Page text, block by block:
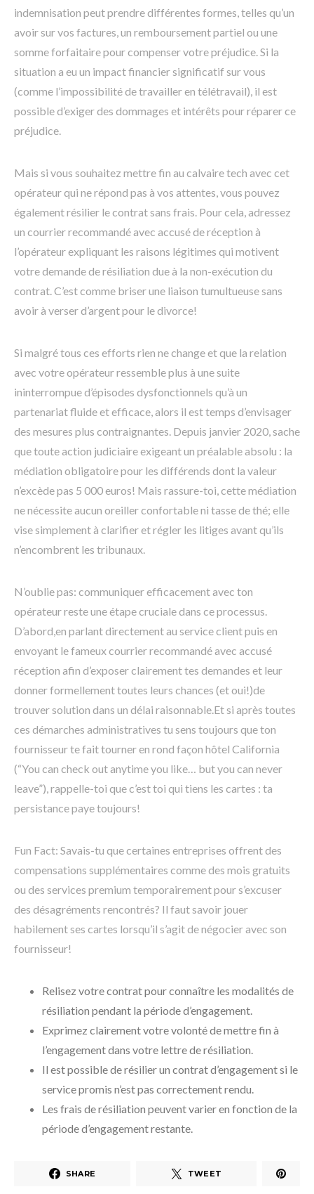
indemnisation peut prendre différentes formes, telles qu’un
avoir sur vos factures, un remboursement partiel ou une
somme forfaitaire pour compenser votre préjudice. Si la
situation a eu un impact financier significatif sur vous
(comme l’impossibilité de travailler en télétravail), il est
possible d’exiger des dommages et intérêts pour réparer ce
préjudice.
Mais si vous souhaitez mettre fin au calvaire tech avec cet
opérateur qui ne répond pas à vos attentes, vous pouvez
également résilier le contrat sans frais. Pour cela, adressez
un courrier recommandé avec accusé de réception à
l’opérateur expliquant les raisons légitimes qui motivent
votre demande de résiliation due à la non-exécution du
contrat. C’est comme briser une liaison tumultueuse sans
avoir à verser d’argent pour le divorce!
Si malgré tous ces efforts rien ne change et que la relation
avec votre opérateur ressemble plus à une suite
ininterrompue d’épisodes dysfonctionnels qu’à un
partenariat fluide et efficace, alors il est temps d’envisager
des mesures plus contraignantes. Depuis janvier 2020, sache
que toute action judiciaire exigeant un préalable absolu : la
médiation obligatoire pour les différends dont la valeur
n’excède pas 5 000 euros! Mais rassure-toi, cette médiation
ne nécessite aucun oreiller confortable ni tasse de thé; elle
vise simplement à clarifier et régler les litiges avant qu’ils
n’encombrent les tribunaux.
N’oublie pas: communiquer efficacement avec ton
opérateur reste une étape cruciale dans ce processus.
D’abord,en parlant directement au service client puis en
envoyant le fameux courrier recommandé avec accusé
réception afin d’exposer clairement tes demandes et leur
donner formellement toutes leurs chances (et oui!)de
trouver solution dans un délai raisonnable.Et si après toutes
ces démarches administratives tu sens toujours que ton
fournisseur te fait tourner en rond façon hôtel California
(“You can check out anytime you like… but you can never
leave”), rappelle-toi que c’est toi qui tiens les cartes : ta
persistance paye toujours!
Fun Fact: Savais-tu que certaines entreprises offrent des
compensations supplémentaires comme des mois gratuits
ou des services premium temporairement pour s’excuser
des désagréments rencontrés? Il faut savoir jouer
habilement ses cartes lorsqu’il s’agit de négocier avec son
fournisseur!
Relisez votre contrat pour connaître les modalités de
résiliation pendant la période d’engagement.
Exprimez clairement votre volonté de mettre fin à
l’engagement dans votre lettre de résiliation.
Il est possible de résilier un contrat d’engagement si le
service promis n’est pas correctement rendu.
Les frais de résiliation peuvent varier en fonction de la
période d’engagement restante.
SHARE TWEET